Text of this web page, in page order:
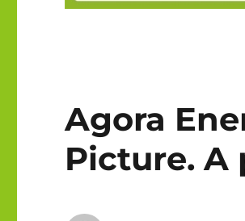
Agora
Picture.